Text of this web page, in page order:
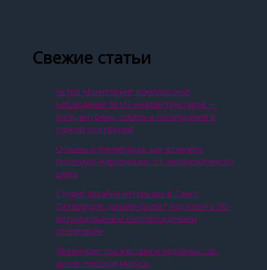
Свежие статьи
Астра Мониторинг: комплексное
наблюдение за ИТ‑инфраструктурой —
логи, метрики, трейсы и оповещения в
единой платформе
Отзывы о букмекерах: как отличить
полезную информацию от эмоционального
шума
Студия дизайна интерьера в Санкт-
Петербурге: дизайн-проект под ключ с 3D-
визуализацией и сопровождением
реализации
Преимущества жестких и надувных сап-
досок: плюсы и минусы